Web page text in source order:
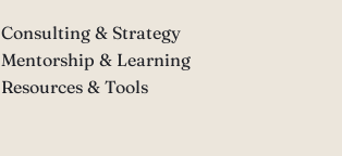
Consulting & Strategy
Mentorship & Learning
Resources & Tools